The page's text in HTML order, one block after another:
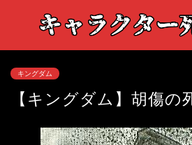
キングダム
【キングダム】胡傷の